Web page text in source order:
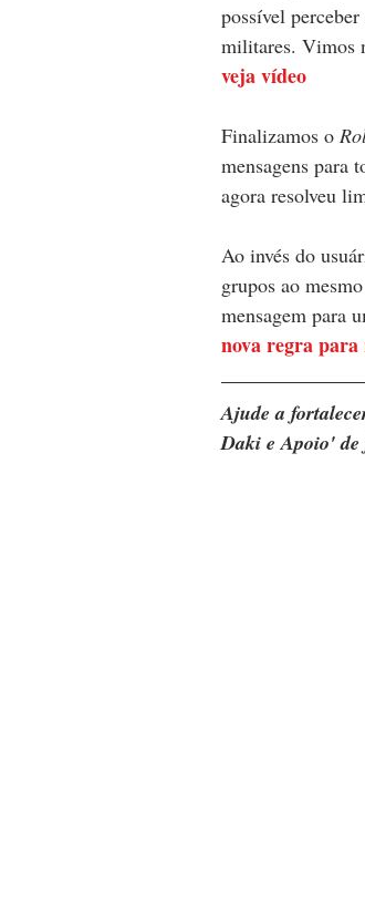
possível
militares. Vimos
veja vídeo
Finalizamos o
mensagens para
agora resolveu
Ao invés do
grupos ao
mensagem para
nova regra para
Ajude a
Daki e Apoio'